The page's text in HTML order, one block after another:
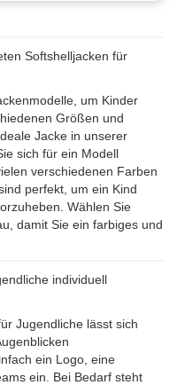
Softshelljacken für
um Kinder
Größen und
Jacke in unserer
sich für ein Modell
verschiedenen Farben
perfekt, um ein Kind
Wählen Sie
damit Sie ein farbiges und
individuell
Jugendliche lässt sich
ein Logo, eine
ein. Bei Bedarf steht